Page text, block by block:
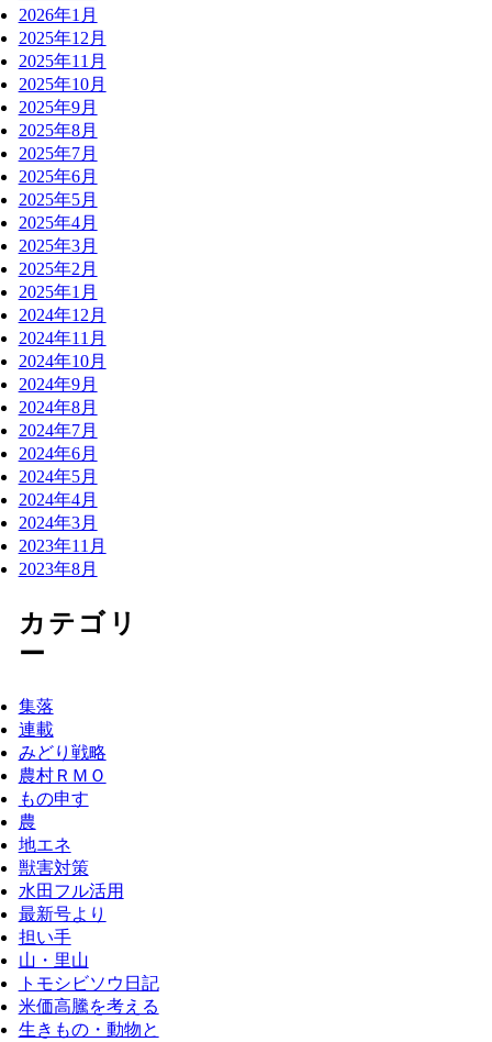
2026年1月
2025年12月
2025年11月
2025年10月
2025年9月
2025年8月
2025年7月
2025年6月
2025年5月
2025年4月
2025年3月
2025年2月
2025年1月
2024年12月
2024年11月
2024年10月
2024年9月
2024年8月
2024年7月
2024年6月
2024年5月
2024年4月
2024年3月
2023年11月
2023年8月
カテゴリ
ー
集落
連載
みどり戦略
農村ＲＭＯ
もの申す
農
地エネ
獣害対策
水田フル活用
最新号より
担い手
山・里山
トモシビソウ日記
米価高騰を考える
生きもの・動物と